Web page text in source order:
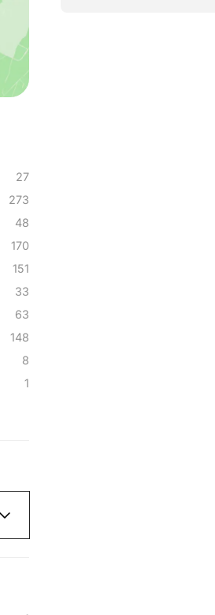
27
273
48
170
151
33
63
148
8
1